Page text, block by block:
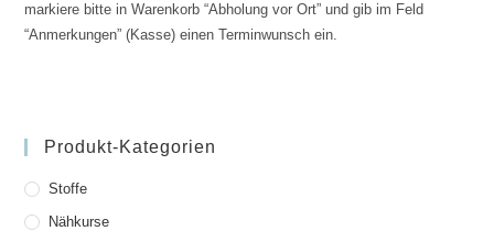
markiere bitte in Warenkorb “Abholung vor Ort” und gib im Feld
“Anmerkungen” (Kasse) einen Terminwunsch ein.
Produkt-Kategorien
Stoffe
Nähkurse